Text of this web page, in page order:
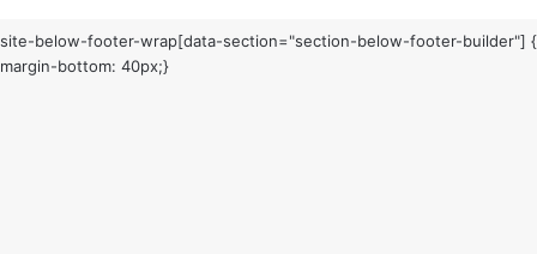
site-below-footer-wrap[data-section="section-below-footer-builder"] {
margin-bottom: 40px;}